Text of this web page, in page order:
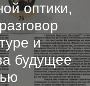
оптики,
и
будущее